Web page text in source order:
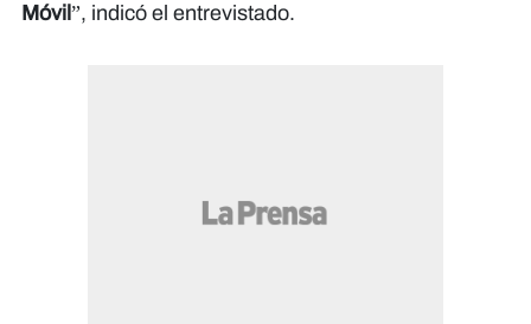
Móvil ”, indicó el entrevistado.